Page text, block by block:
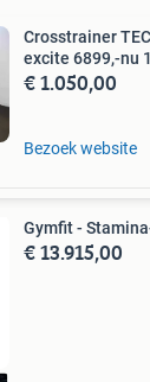
Crosstrainer
excite 6899,-nu
€ 1.050,00
Bezoek website
Gymfit -
€ 13.915,00